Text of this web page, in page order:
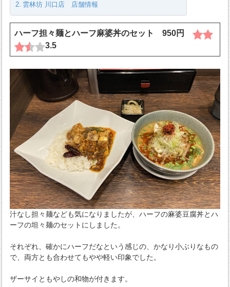
雲林坊 川口店 店舗情報
ハーフ担々麺とハーフ麻婆丼のセット 950円
3.5
汁なし担々麺なども気になりましたが、ハーフの麻婆豆腐丼とハ
ーフの坦々麺のセットにしました。
それぞれ、確かにハーフだなという感じの、かなり小ぶりなもの
で、両方とも合わせてもやや軽い印象でした。
ザーサイともやしの和物が付きます。